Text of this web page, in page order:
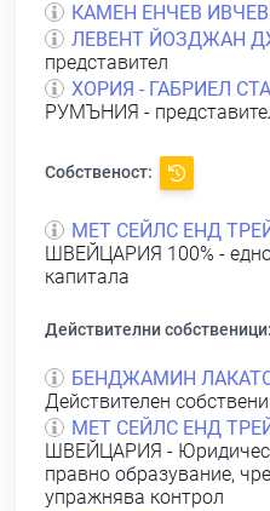
КАМЕН ЕНЧЕВ ИВЧЕВ
ЛЕВЕНТ ЙОЗДЖАН
представител
ХОРИЯ - ГАБРИЕЛ
РУМЪНИЯ -
Собственост:
МЕТ СЕЙЛС ЕНД
ШВЕЙЦАРИЯ 100% -
капитала
Действителни собственици:
БЕНДЖАМИН
Действителен
МЕТ СЕЙЛС ЕНД
ШВЕЙЦАРИЯ -
правно образувание,
упражнява контрол